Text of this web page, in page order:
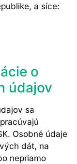
a síce:
o
údajov
sa
Osobné údaje
dát, na
nepriamo